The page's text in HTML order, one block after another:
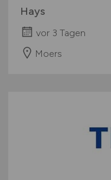
Hays
vor 3 Tagen
Moers